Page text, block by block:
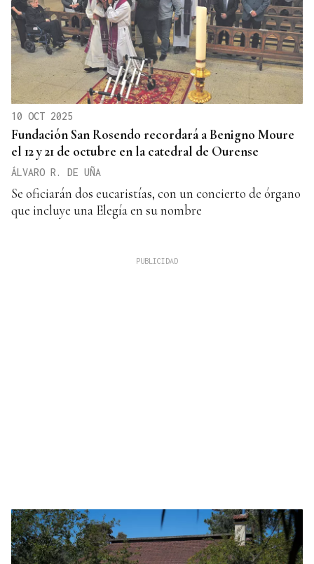
10 OCT 2025
Fundación San Rosendo recordará a Benigno Moure
el 12 y 21 de octubre en la catedral de Ourense
ÁLVARO R. DE UÑA
Se oficiarán dos eucaristías, con un concierto de órgano
que incluye una Elegía en su nombre